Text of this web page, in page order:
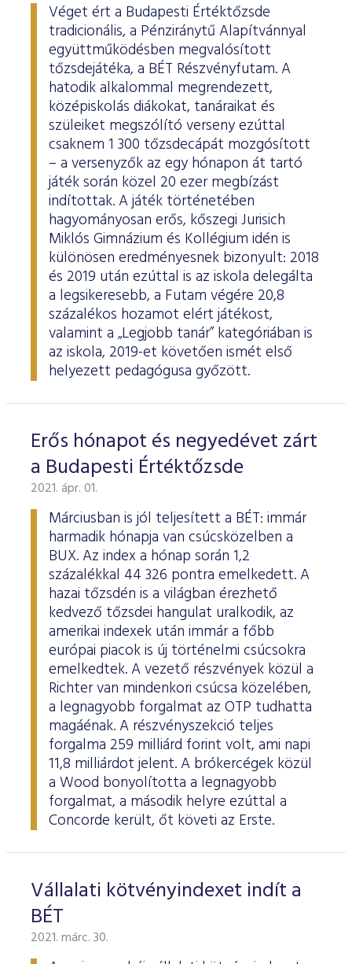
Véget ért a Budapesti Értéktőzsde
tradicionális, a Pénziránytű Alapítvánnyal
együttműködésben megvalósított
tőzsdejátéka, a BÉT Részvényfutam. A
hatodik alkalommal megrendezett,
középiskolás diákokat, tanáraikat és
szüleiket megszólító verseny ezúttal
csaknem 1 300 tőzsdecápát mozgósított
– a versenyzők az egy hónapon át tartó
játék során közel 20 ezer megbízást
indítottak. A játék történetében
hagyományosan erős, kőszegi Jurisich
Miklós Gimnázium és Kollégium idén is
különösen eredményesnek bizonyult: 2018
és 2019 után ezúttal is az iskola delegálta
a legsikeresebb, a Futam végére 20,8
százalékos hozamot elért játékost,
valamint a „Legjobb tanár” kategóriában is
az iskola, 2019-et követően ismét első
helyezett pedagógusa győzött.
Erős hónapot és negyedévet zárt
a Budapesti Értéktőzsde
2021. ápr. 01.
Márciusban is jól teljesített a BÉT: immár
harmadik hónapja van csúcsközelben a
BUX. Az index a hónap során 1,2
százalékkal 44 326 pontra emelkedett. A
hazai tőzsdén is a világban érezhető
kedvező tőzsdei hangulat uralkodik, az
amerikai indexek után immár a főbb
európai piacok is új történelmi csúcsokra
emelkedtek. A vezető részvények közül a
Richter van mindenkori csúcsa közelében,
a legnagyobb forgalmat az OTP tudhatta
magáénak. A részvényszekció teljes
forgalma 259 milliárd forint volt, ami napi
11,8 milliárdot jelent. A brókercégek közül
a Wood bonyolította a legnagyobb
forgalmat, a második helyre ezúttal a
Concorde került, őt követi az Erste.
Vállalati kötvényindexet indít a
BÉT
2021. márc. 30.